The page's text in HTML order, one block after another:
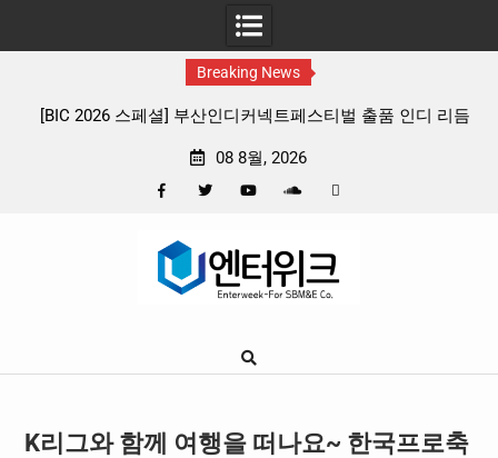
Breaking News
넥트페스티벌 출품 인디 리듬
판타지 케이팝 애니메이션 ‘고스트
08 8월, 2026
Google
K리그와 함께 여행을 떠나요~ 한국프로축